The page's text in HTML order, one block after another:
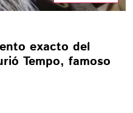
exacto del
Tempo, famoso